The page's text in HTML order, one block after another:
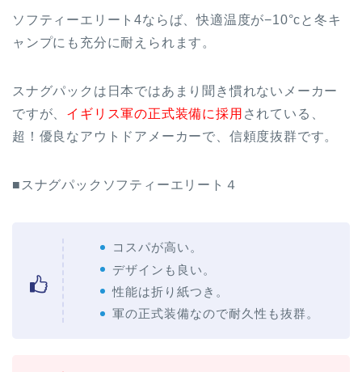
ソフティーエリート4ならば、快適温度が−10°cと冬キ
ャンプにも充分に耐えられます。
スナグパックは日本ではあまり聞き慣れないメーカー
ですが、 イギリス軍の正式装備に採用 されている、
超！優良なアウトドアメーカーで、信頼度抜群です。
■スナグパックソフティーエリート４
コスパが高い。
デザインも良い。
性能は折り紙つき。
軍の正式装備なので耐久性も抜群。